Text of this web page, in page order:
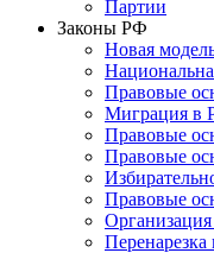
Партии
Законы РФ
Новая
Правовые
Миграция в
Правовые
Правовые
Правовые
Перенарезка